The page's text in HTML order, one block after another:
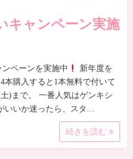
キャンペーン実施
ペーンを実施中
新年度を
本購入すると1本無料で付いて
)まで。 一番人気はゲンキシ
いいか迷ったら、スタ…
続きを読む